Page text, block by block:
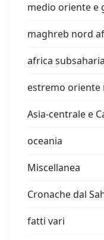
medio oriente e
maghreb nord
africa
estremo oriente
Asia-centrale e
oceania
Miscellanea
Cronache dal
fatti vari